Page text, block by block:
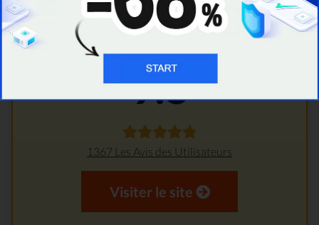
Plus de 5000 Serveurs
9.8
1367 Les Avis des Utilisateurs
Visiter le site